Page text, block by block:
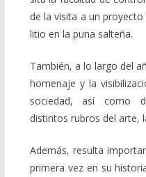
de la visita a un
litio en la puna salteña.
También, a lo largo del
homenaje y la
sociedad, así como
distintos rubros del arte,
Además, resulta
primera vez en su